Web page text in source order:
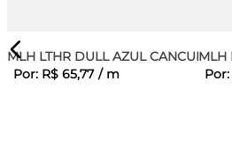
MLH LTHR DULL AZUL CANCUN
Por: R$ 65,77 / m
MLH
Por: